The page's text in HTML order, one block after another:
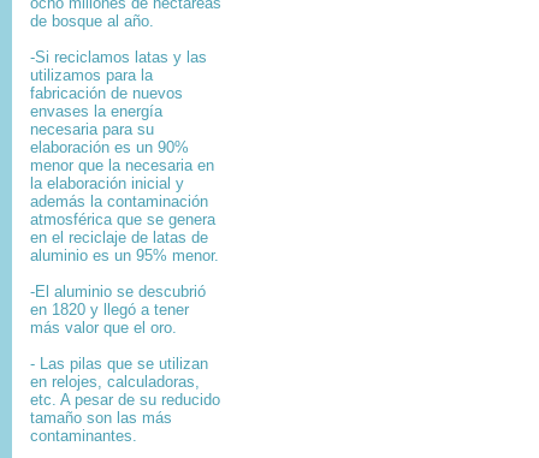
de bosque al año.
-Si reciclamos latas y las
utilizamos para la
fabricación de nuevos
envases la energía
necesaria para su
elaboración es un 90%
menor que la necesaria en
la elaboración inicial y
además la contaminación
atmosférica que se genera
en el reciclaje de latas de
aluminio es un 95% menor.
-El aluminio se descubrió
en 1820 y llegó a tener
más valor que el oro.
- Las pilas que se utilizan
en relojes, calculadoras,
etc. A pesar de su reducido
tamaño son las más
contaminantes.